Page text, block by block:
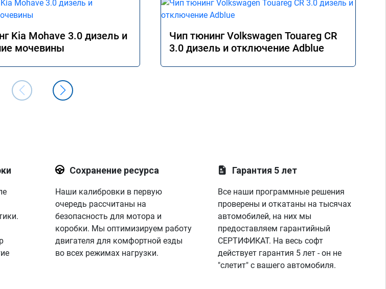
Kia Mohave 3.0 дизель и
мочевины
Чип тюнинг Volkswagen Touareg CR
3.0 дизель и отключение Adblue
Сохранение ресурса
Наши калибровки в первую
очередь рассчитаны на
безопасность для мотора и
коробки. Мы оптимизируем работу
двигателя для комфортной езды
во всех режимах нагрузки.
Гарантия 5 лет
Все наши программные решения
проверены и откатаны на тысячах
автомобилей, на них мы
предоставляем гарантийный
СЕРТИФИКАТ. На весь софт
действует гарантия 5 лет - он не
"слетит" с вашего автомобиля.